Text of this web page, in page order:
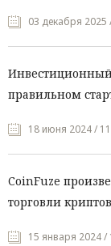
03 декабря 2025
Инвестиционный
правильном
18 июня 2024 /
CoinFuze
торговли
15 января 2024 /